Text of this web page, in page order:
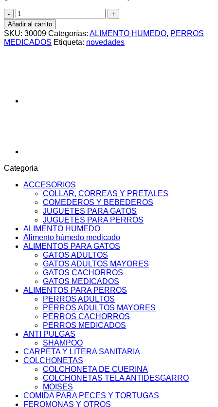
Sieger
Vet
Lata
Hypo
Allargenic
Añadir al carrito
SKU: 30009 Categorías: ALIMENTO HUMEDO, PERROS
MEDICADOS Etiqueta: novedades
Categoria
ACCESORIOS
COLLAR, CORREAS Y PRETALES
COMEDEROS Y BEBEDEROS
JUGUETES PARA GATOS
JUGUETES PARA PERROS
ALIMENTO HUMEDO
Alimento húmedo medicado
ALIMENTOS PARA GATOS
GATOS ADULTOS
GATOS ADULTOS MAYORES
GATOS CACHORROS
GATOS MEDICADOS
ALIMENTOS PARA PERROS
PERROS ADULTOS
PERROS ADULTOS MAYORES
PERROS CACHORROS
PERROS MEDICADOS
ANTI PULGAS
SHAMPOO
CARPETA Y LITERA SANITARIA
COLCHONETAS
COLCHONETA DE CUERINA
COLCHONETAS TELA ANTIDESGARRO
MOISES
COMIDA PARA PECES Y TORTUGAS
FEROMONAS Y OTROS